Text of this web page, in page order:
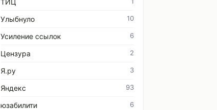
ТИЦ
Улыбнуло 10
Усиление ссылок 6
Цензура 2
Я.ру 3
Яндекс 93
юзабилити 6